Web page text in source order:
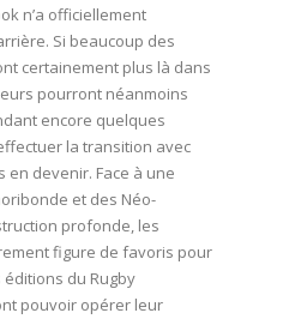
n’a officiellement
Si beaucoup des
certainement plus là dans
pourront néanmoins
encore quelques
la transition avec
en devenir. Face à une
et des Néo-
profonde, les
figure de favoris pour
du Rugby
pouvoir opérer leur